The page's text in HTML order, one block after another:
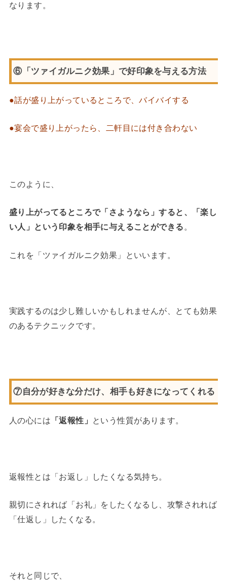
なります。
⑥「ツァイガルニク効果」で好印象を与える方法
●話が盛り上がっているところで、バイバイする
●宴会で盛り上がったら、二軒目には付き合わない
このように、
盛り上がってるところで「さようなら」すると、「楽し
い人」という印象を相手に与えることができる 。
これを「ツァイガルニク効果」といいます。
実践するのは少し難しいかもしれませんが、とても効果
のあるテクニックです。
⑦自分が好きな分だけ、相手も好きになってくれる
人の心には 「返報性」 という性質があります。
返報性とは「お返し」したくなる気持ち。
親切にされれば「お礼」をしたくなるし、攻撃されれば
「仕返し」したくなる。
それと同じで、